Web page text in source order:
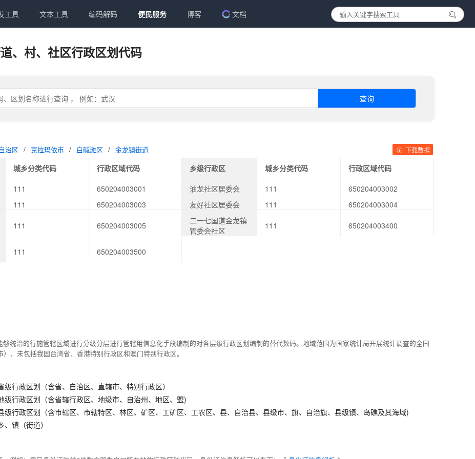
工具 文本工具 编码解码 便民服务 博客 文档
、村、社区行政区划代码
查询
治区 / 克拉玛依市 / 白碱滩区 / 金龙镇街道 下载数据
城乡分类代码 行政区域代码 乡级行政区 城乡分类代码
行政区域代码
111 650204003001 油龙社区居委会 111
650204003002
111 650204003003 友好社区居委会 111 650204003004
111 650204003005
二一七国道金龙镇
管委会社区
111 650204003400
111 650204003500
统治的行施管辖区域进行分级分层进行管辖用信息化手段编制的对各层级行政区划编制的替代数码。地域范围为国家统计局开展统计调查的全国
，未包括我国台湾省、香港特别行政区和澳门特别行政区。
级行政区划（含省、自治区、直辖市、特别行政区）
级行政区划（含省辖行政区、地级市、自治州、地区、盟)
级行政区划（含市辖区、市辖特区、林区、矿区、工矿区、工农区、县、自治县、县级市、旗、自治旗、县级镇、岛礁及其海域)
、镇（街道）